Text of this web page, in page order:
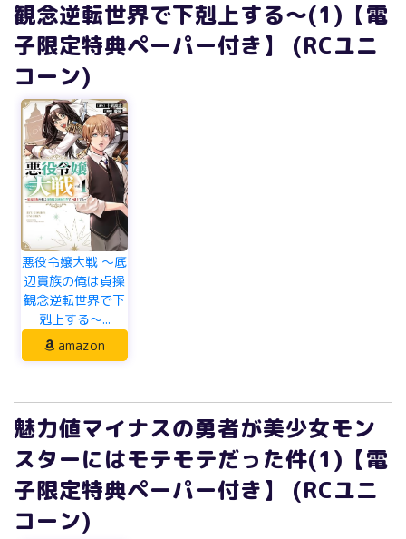
観念逆転世界で下剋上する～(1)【電
子限定特典ペーパー付き】 (RCユニ
コーン)
悪役令嬢大戦 ～底
辺貴族の俺は貞操
観念逆転世界で下
剋上する～...
amazon
魅力値マイナスの勇者が美少女モン
スターにはモテモテだった件(1)【電
子限定特典ペーパー付き】 (RCユニ
コーン)